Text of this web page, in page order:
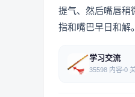
提气、然后嘴唇稍
指和嘴巴早日和解。
学习交流
35598 内容 0